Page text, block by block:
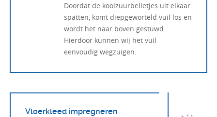
Doordat de koolzuurbelletjes uit elkaar
spatten, komt diepgeworteld vuil los en
wordt het naar boven gestuwd.
Hierdoor kunnen wij het vuil
eenvoudig wegzuigen.
Vloerkleed impregneren